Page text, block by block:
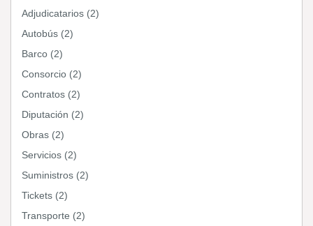
Adjudicatarios (2)
Autobús (2)
Barco (2)
Consorcio (2)
Contratos (2)
Diputación (2)
Obras (2)
Servicios (2)
Suministros (2)
Tickets (2)
Transporte (2)